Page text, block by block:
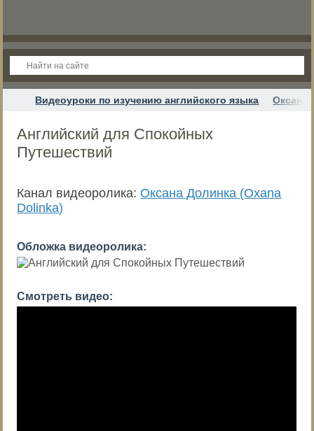
Видеоуроки по изучению английского языка Оксана
Английский для Спокойных
Путешествий
Канал видеоролика: Оксана Долинка (Oxana
Dolinka)
Обложка видеоролика:
Смотреть видео: